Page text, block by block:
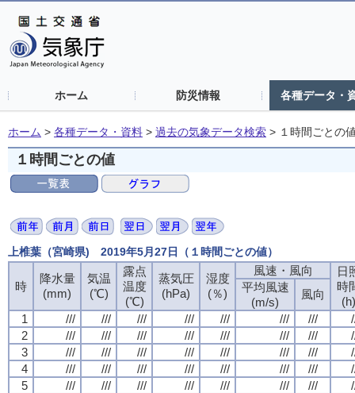
ホーム 防災情報 各種データ・
ホーム > 各種データ・資料 > 過去の気象データ検索 > １時間ごとの
１時間ごとの値
上椎葉（宮崎県) 2019年5月27日（１時間ごとの値）
時
降水量
(mm)
気温
(℃)
露点
温度
(℃)
蒸気圧
(hPa)
湿度
(％)
風速・風向
日
時
(h)
平均風速
(m/s)
風向
1
/// /// /// /// /// /// ///
2
/// /// /// /// /// /// ///
3
/// /// /// /// /// /// ///
4
/// /// /// /// /// /// ///
5
/// /// /// /// /// /// ///